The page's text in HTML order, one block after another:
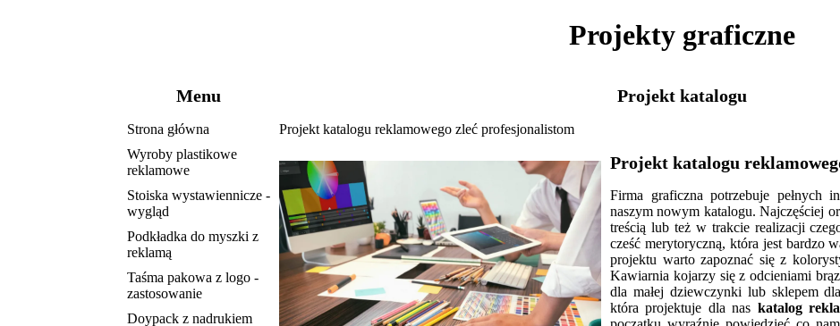
Projekty graficzne
Menu
Strona główna
Wyroby plastikowe
reklamowe
Stoiska wystawiennicze -
wygląd
Podkładka do myszki z
reklamą
Taśma pakowa z logo -
zastosowanie
Doypack z nadrukiem
Projekt katalogu
Projekt katalogu reklamowego zleć profesjonalistom
Projekt katalogu
Firma graficzna potrzebuje pełnych
naszym nowym katalogu. Najczęściej
treścią lub też w trakcie realizacji
cześć merytoryczną, która jest bardzo
projektu warto zapoznać się z
Kawiarnia kojarzy się z odcieniami
dla małej dziewczynki lub sklepem
która projektuje dla nas katalog